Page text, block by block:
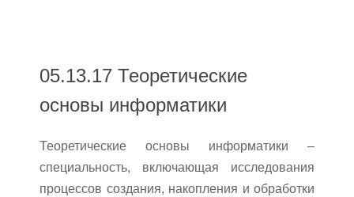
05.13.17 Теоретические
основы информатики
Теоретические основы информатики –
специальность, включающая исследования
процессов создания, накопления и обработки